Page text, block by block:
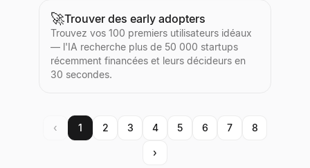
🚀Trouver des early adopters
Trouvez vos 100 premiers utilisateurs idéaux
— l'IA recherche plus de 50 000 startups
récemment financées et leurs décideurs en
30 secondes.
‹ 1 2 3 4 5 6 7 8
›